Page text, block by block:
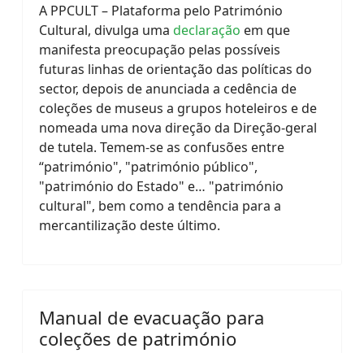
A PPCULT – Plataforma pelo Património
Cultural, divulga uma declaração em que
manifesta preocupação pelas possíveis
futuras linhas de orientação das políticas do
sector, depois de anunciada a cedência de
coleções de museus a grupos hoteleiros e de
nomeada uma nova direção da Direção-geral
de tutela. Temem-se as confusões entre
“património", "património público",
"património do Estado" e… "património
cultural", bem como a tendência para a
mercantilização deste último.
Manual de evacuação para
coleções de património